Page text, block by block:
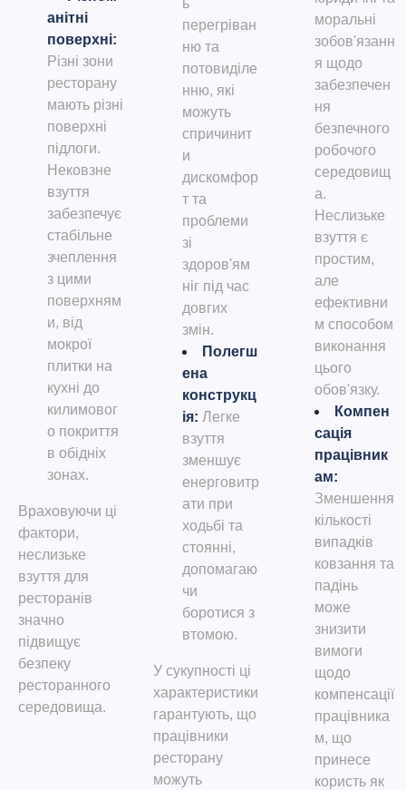
анітні
поверхні:
Різні зони
ресторану
мають різні
поверхні
підлоги.
Нековзне
взуття
забезпечує
стабільне
зчеплення
з цими
поверхням
и, від
мокрої
плитки на
кухні до
килимовог
о покриття
в обідніх
зонах.
Враховуючи ці
фактори,
неслизьке
взуття для
ресторанів
значно
підвищує
безпеку
ресторанного
середовища.
перегріван
ню та
потовиділе
нню, які
можуть
спричинит
и
дискомфор
т та
проблеми
зі
здоров'ям
ніг під час
довгих
змін.
Полегш
ена
конструкц
ія: Легке
взуття
зменшує
енерговитр
ати при
ходьбі та
стоянні,
допомагаю
чи
боротися з
втомою.
У сукупності ці
характеристики
гарантують, що
працівники
ресторану
можуть
моральні
зобов'язанн
я щодо
забезпечен
ня
безпечного
робочого
середовищ
а.
Неслизьке
взуття є
простим,
але
ефективни
м способом
виконання
цього
обов'язку.
Компен
сація
працівник
ам:
Зменшення
кількості
випадків
ковзання та
падінь
може
знизити
вимоги
щодо
компенсації
працівника
м, що
принесе
користь як